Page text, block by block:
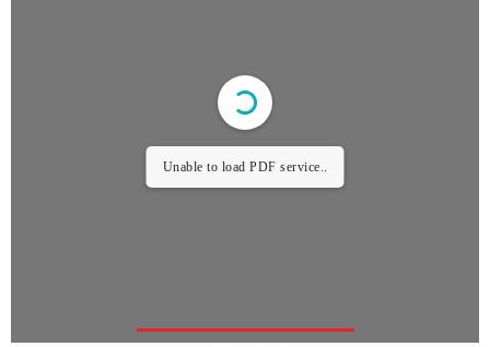
Unable to load PDF service..